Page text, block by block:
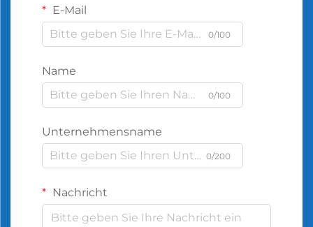
E-Mail
0/100
Name
0/100
Unternehmensname
0/200
Nachricht